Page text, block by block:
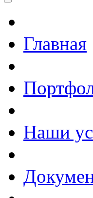
Главная
Наши